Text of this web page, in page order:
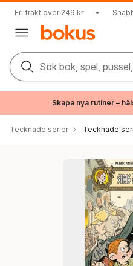
Fri frakt över 249 kr •
Sök bok, spel,
Skapa nya rutiner –
Tecknade serier Tecknade